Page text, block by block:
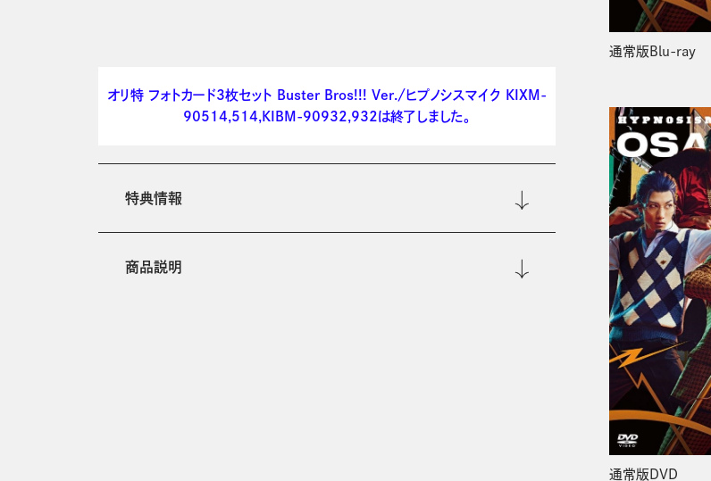
オリ特 フォトカード3枚セット Buster Bros!!! Ver./ヒプノシスマイク KIXM-
90514,514,KIBM-90932,932は終了しました。
特典情報
商品説明
通常版Blu-ray
通常版DVD